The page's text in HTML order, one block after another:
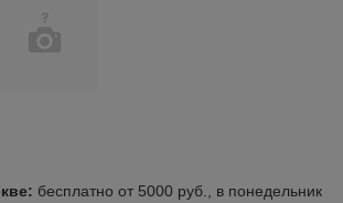
бесплатно от 5000 руб., в понедельник